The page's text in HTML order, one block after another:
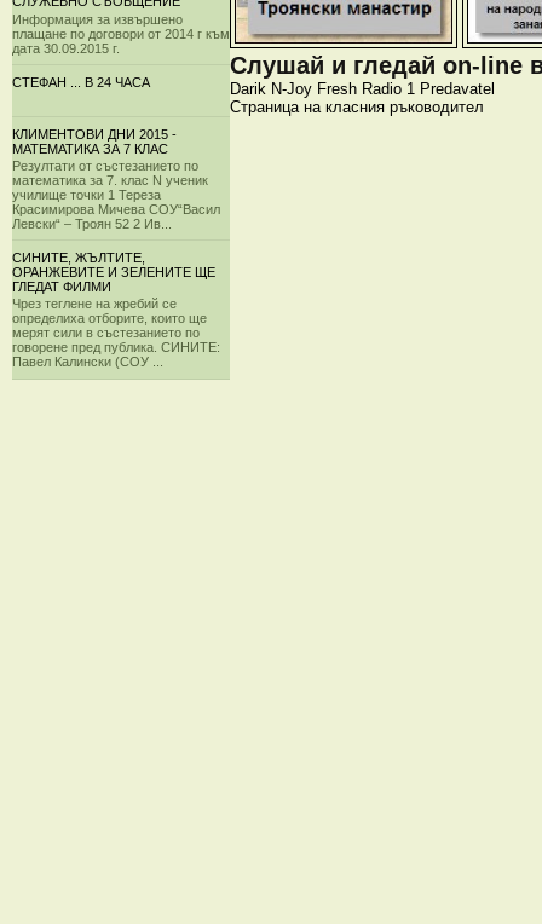
Информация за извършено
плащане по договори от 2014 г към
дата 30.09.2015 г.
СТЕФАН ... В 24 ЧАСА
КЛИМЕНТОВИ ДНИ 2015 -
МАТЕМАТИКА ЗА 7 КЛАС
Резултати от състезанието по
математика за 7. клас N ученик
училище точки 1 Тереза
Красимирова Мичева СОУ“Васил
Левски“ – Троян 52 2 Ив...
СИНИТЕ, ЖЪЛТИТЕ,
ОРАНЖЕВИТЕ И ЗЕЛЕНИТЕ ЩЕ
ГЛЕДАТ ФИЛМИ
Чрез теглене на жребий се
определиха отборите, които ще
мерят сили в състезанието по
говорене пред публика. СИНИТЕ:
Павел Калински (СОУ ...
Слушай и гледай on-line
Darik N-Joy Fresh Radio 1 Predavatel
Страница на класния ръководител